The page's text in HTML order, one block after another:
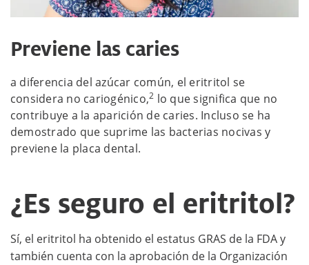
Previene las caries
a diferencia del azúcar común, el eritritol se
considera no cariogénico,2 lo que significa que no
contribuye a la aparición de caries. Incluso se ha
demostrado que suprime las bacterias nocivas y
previene la placa dental.
¿Es seguro el eritritol?
Sí, el eritritol ha obtenido el estatus GRAS de la FDA y
también cuenta con la aprobación de la Organización